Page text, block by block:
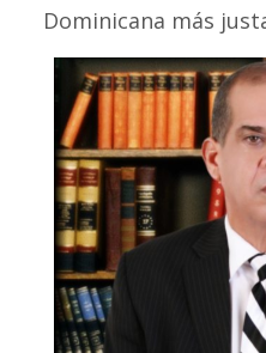
Dominicana más